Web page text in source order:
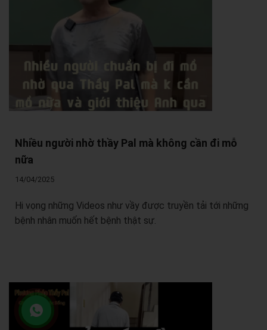
Nhiều người nhờ thầy Pal mà không cần đi mỗ
nữa
14/04/2025
Hi vọng những Videos như vầy được truyền tải tới những
bệnh nhân muốn hết bệnh thật sự.